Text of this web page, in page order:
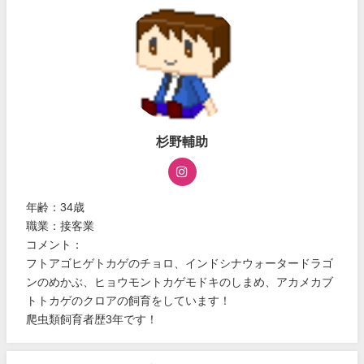
杉野輔助
年齢：34歳
職業：接客業
コメント：
フトアゴヒゲトカゲのチョロ、インドシナウォータードラゴ
ンのめかぶ、ヒョウモントカゲモドキのしまめ、アカメカブ
トトカゲのクロアの飼育をしています！
爬虫類飼育者歴3年です！